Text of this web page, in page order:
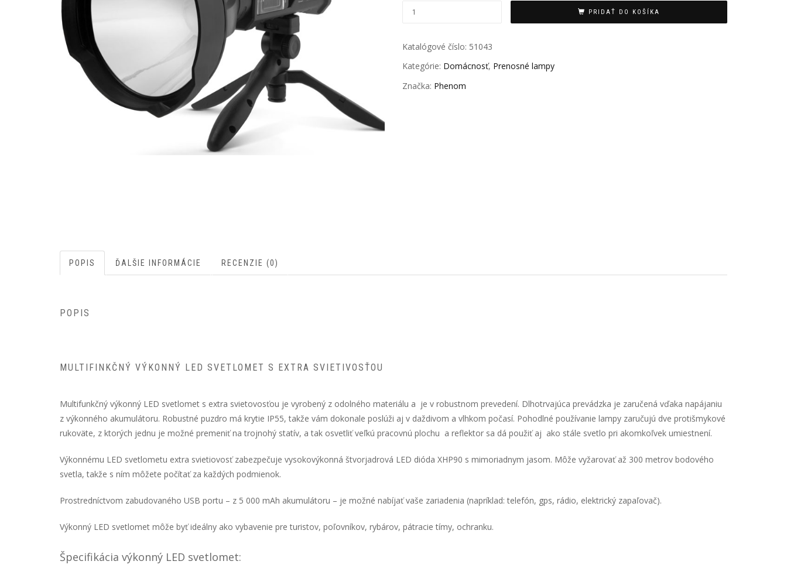
PRIDAŤ DO KOŠÍKA
Katalógové číslo: 51043
Kategórie: Domácnosť, Prenosné lampy
Značka: Phenom
POPIS ĎALŠIE INFORMÁCIE RECENZIE (0)
POPIS
MULTIFINKČNÝ VÝKONNÝ LED SVETLOMET S EXTRA SVIETIVOSŤOU
Multifunkčný výkonný LED svetlomet s extra svietovosťou je vyrobený z odolného materiálu a je v robustnom prevedení. Dlhotrvajúca prevádzka je zaručená vďaka napájaniu
z výkonného akumulátoru. Robustné puzdro má krytie IP55, takže vám dokonale poslúži aj v daždivom a vlhkom počasí. Pohodlné používanie lampy zaručujú dve protišmykové
rukoväte, z ktorých jednu je možné premeniť na trojnohý statív, a tak osvetliť veľkú pracovnú plochu a reflektor sa dá použiť aj ako stále svetlo pri akomkoľvek umiestnení.
Výkonnému LED svetlometu extra svietiovosť zabezpečuje vysokovýkonná štvorjadrová LED dióda XHP90 s mimoriadnym jasom. Môže vyžarovať až 300 metrov bodového
svetla, takže s ním môžete počítať za každých podmienok.
Prostredníctvom zabudovaného USB portu – z 5 000 mAh akumulátoru – je možné nabíjať vaše zariadenia (napríklad: telefón, gps, rádio, elektrický zapaľovač).
Výkonný LED svetlomet môže byť ideálny ako vybavenie pre turistov, poľovníkov, rybárov, pátracie tímy, ochranku.
Špecifikácia výkonný LED svetlomet: